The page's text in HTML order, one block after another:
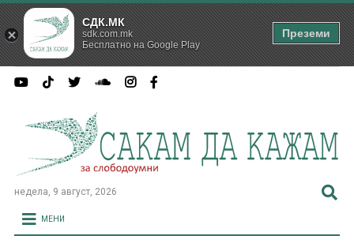
недела, 9 август, 2026
МЕНИ
СДК.МК
sdk.com.mk
Бесплатно на Google Play
Преземи